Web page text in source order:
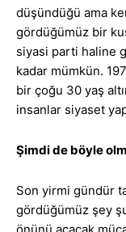
düşündüğü ama
gördüğümüz bir
siyasi parti haline
kadar mümkün.
bir çoğu 30 yaş
insanlar siyaset
Şimdi de böyle
Son yirmi gündür
gördüğümüz şey